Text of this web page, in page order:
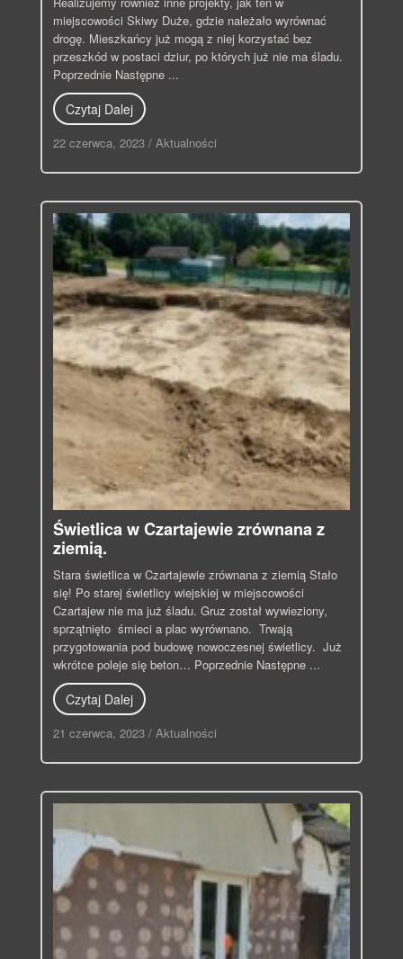
miejscowości Skiwy Duże, gdzie należało wyrównać
drogę. Mieszkańcy już mogą z niej korzystać bez
przeszkód w postaci dziur, po których już nie ma śladu.
Poprzednie Następne ...
Czytaj Dalej
22 czerwca, 2023 / Aktualności
Świetlica w Czartajewie zrównana z
ziemią.
Stara świetlica w Czartajewie zrównana z ziemią Stało
się! Po starej świetlicy wiejskiej w miejscowości
Czartajew nie ma już śladu. Gruz został wywieziony,
sprzątnięto śmieci a plac wyrównano. Trwają
przygotowania pod budowę nowoczesnej świetlicy. Już
wkrótce poleje się beton… Poprzednie Następne ...
Czytaj Dalej
21 czerwca, 2023 / Aktualności